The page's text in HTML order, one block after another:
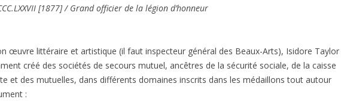
[1877] / Grand officier de la légion d’honneur
œuvre littéraire et artistique (il faut inspecteur général des Beaux-Arts), Isidore Taylor
créé des sociétés de secours mutuel, ancêtres de la sécurité sociale, de la caisse
et des mutuelles, dans différents domaines inscrits dans les médaillons tout autour
: